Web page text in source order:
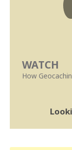
WATCH
How